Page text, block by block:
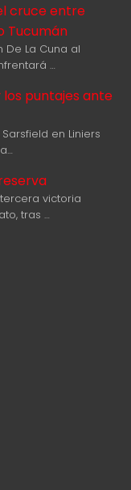
cruce entre
Tucumán
La Cuna al
…
los puntajes ante
en Liniers
victoria
tras …